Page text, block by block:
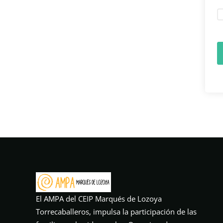
El AMPA del CEIP Marqués de Lozoya
Torrecaballeros, impulsa la participación de las